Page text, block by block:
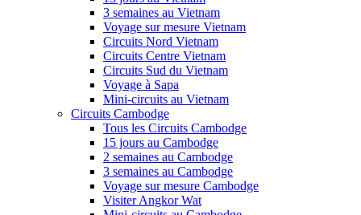
3 semaines au Vietnam
Voyage sur mesure Vietnam
Circuits Nord Vietnam
Circuits Centre Vietnam
Circuits Sud du Vietnam
Voyage à Sapa
Mini-circuits au Vietnam
Circuits Cambodge
Tous les Circuits Cambodge
15 jours au Cambodge
2 semaines au Cambodge
3 semaines au Cambodge
Voyage sur mesure Cambodge
Visiter Angkor Wat